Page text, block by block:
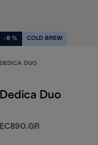
-9 % COLD BREW
DEDICA DUO
Dedica Duo
EC890.GR